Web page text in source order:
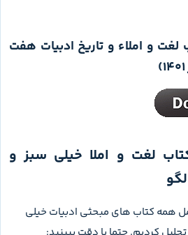
لغت و املاء و تاریخ ادبیات هفت
لغت و املا خیلی سبز و
کامل همه کتاب های مبحثی ادبیات خیلی